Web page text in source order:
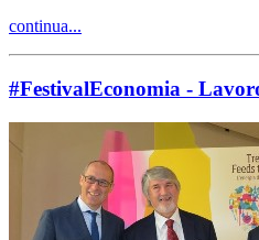
continua...
#FestivalEconomia -